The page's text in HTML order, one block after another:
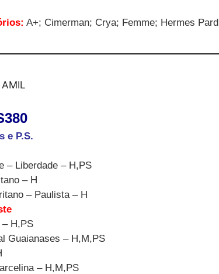
A+; Cimerman; Crya; Femme; Hermes
e P.S.
– Liberdade – H,PS
– H
– Paulista – H
– H,PS
Guaianases – H,M,PS
– H,M,PS